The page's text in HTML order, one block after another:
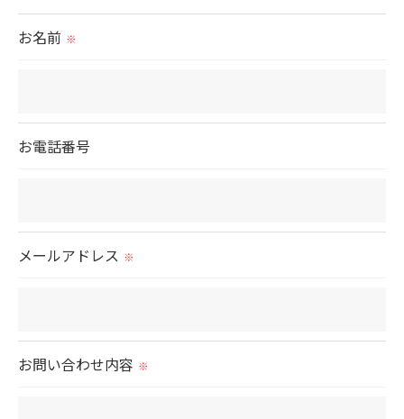
られた場合を除き、
当社では、利用目的の達成に必要な範囲において、
お名前 ※
お電話番号
メールアドレス ※
お問い合わせ内容 ※